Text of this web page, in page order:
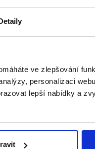
ve zlepšování
personalizaci
lepší nabídky a
přeskočit
Rady
povídá